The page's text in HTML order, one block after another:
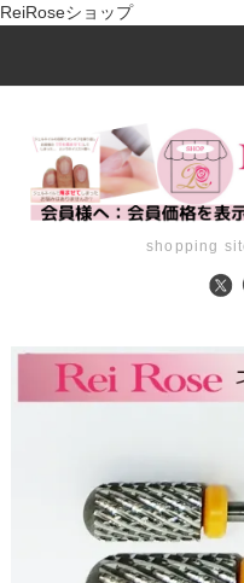
ReiRoseショップ
shopping